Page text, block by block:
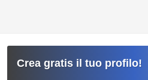
Crea gratis il tuo profilo!